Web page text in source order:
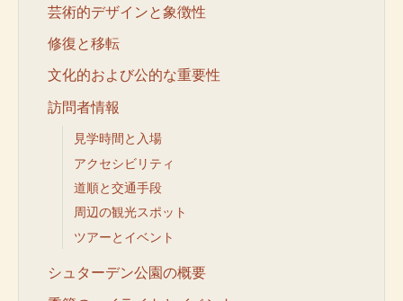
芸術的デザインと象徴性
修復と移転
文化的および公的な重要性
訪問者情報
見学時間と入場
アクセシビリティ
道順と交通手段
周辺の観光スポット
ツアーとイベント
シュターデン公園の概要